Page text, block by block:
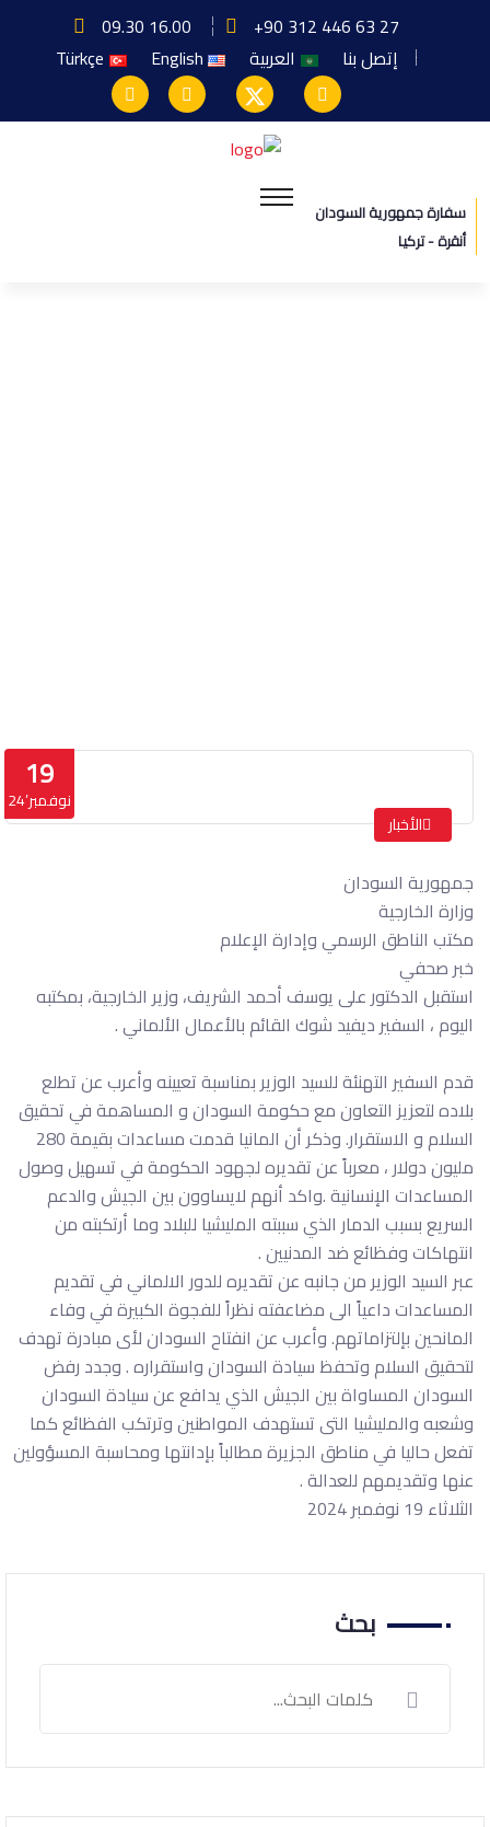
+90 312 446 63 27
09.30 16.00
إتصل بنا
العربية English
Türkçe
سفارة جمهورية السودان
أنقرة - تركيا
19
نوفمبر’24
الأخبار
جمهورية السودان
وزارة الخارجية
مكتب الناطق الرسمي وإدارة الإعلام
خبر صحفي
استقبل الدكتور على يوسف أحمد الشريف، وزير الخارجية، بمكتبه
اليوم ، السفير ديفيد شوك القائم بالأعمال الألماني .
قدم السفير التهنئة للسيد الوزير بمناسبة تعيينه وأعرب عن تطلع
بلاده لتعزيز التعاون مع حكومة السودان و المساهمة في تحقيق
السلام و الاستقرار. وذكر أن المانيا قدمت مساعدات بقيمة 280
مليون دولار ، معرباً عن تقديره لجهود الحكومة في تسهيل وصول
المساعدات الإنسانية .واكد أنهم لايساوون بين الجيش والدعم
السريع بسبب الدمار الذي سببته المليشيا للبلاد وما أرتكبته من
انتهاكات وفظائع ضد المدنيين .
عبر السيد الوزير من جانبه عن تقديره للدور الالماني في تقديم
المساعدات داعياً الى مضاعفته نظراً للفجوة الكبيرة في وفاء
المانحين بإلتزاماتهم. وأعرب عن انفتاح السودان لأى مبادرة تهدف
لتحقيق السلام وتحفظ سيادة السودان واستقراره . وجدد رفض
السودان المساواة بين الجيش الذي يدافع عن سيادة السودان
وشعبه والمليشيا التى تستهدف المواطنين وترتكب الفظائع كما
تفعل حاليا في مناطق الجزيرة مطالباً بإدانتها ومحاسبة المسؤولين
عنها وتقديمهم للعدالة .
الثلاثاء 19 نوفمبر 2024
بحث